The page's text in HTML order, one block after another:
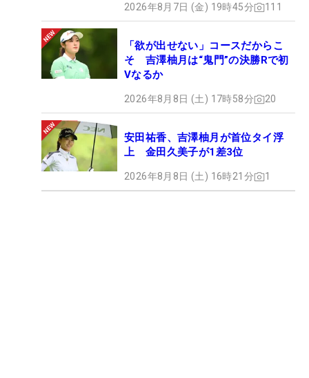
2026年8月7日 (金) 19時45分 111
「欲が出せない」コースだからこ
そ 吉澤柚月は“鬼門”の決勝Rで初
Vなるか
2026年8月8日 (土) 17時58分 20
安田祐香、吉澤柚月が首位タイ浮
上 金田久美子が1差3位
2026年8月8日 (土) 16時21分 1